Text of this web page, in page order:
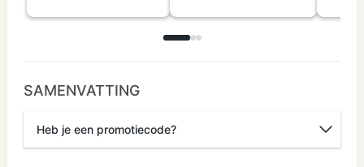
SAMENVATTING
Heb je een promotiecode?